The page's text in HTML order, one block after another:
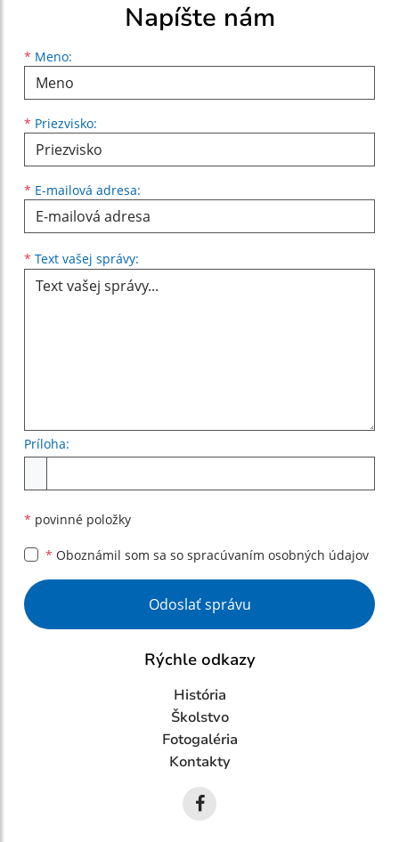
Napíšte nám
* Meno:
Meno
* Priezvisko:
Priezvisko
* E-mailová adresa:
E-mailová adresa
* Text vašej správy:
Príloha:
* povinné položky
* Oboznámil som sa so spracúvaním osobných údajov
Google reCaptcha Response
Odoslať správu
Rýchle odkazy
História
Školstvo
Fotogaléria
Kontakty